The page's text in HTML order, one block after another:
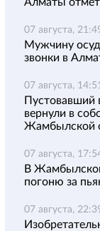
07 августа,
Мужчину
звонки в
07 августа,
Пустовавший
вернули в
Жамбылской
07 августа,
В
погоню за
07 августа,